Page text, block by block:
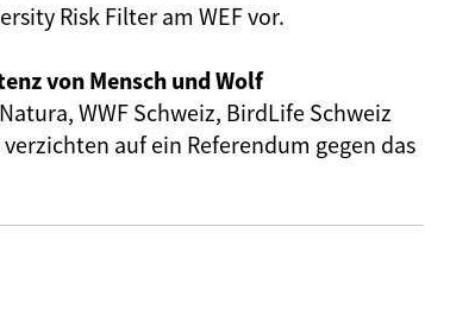
Risk Filter am WEF vor.
von Mensch und Wolf
WWF Schweiz, BirdLife Schweiz
auf ein Referendum gegen das